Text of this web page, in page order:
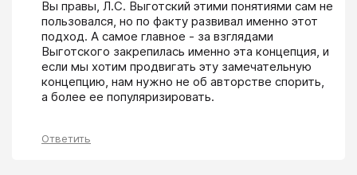
Вы правы, Л.С. Выготский этими понятиями сам не
пользовался, но по факту развивал именно этот
подход. А самое главное - за взглядами
Выготского закрепилась именно эта концепция, и
если мы хотим продвигать эту замечательную
концепцию, нам нужно не об авторстве спорить,
а более ее популяризировать.
Ответить